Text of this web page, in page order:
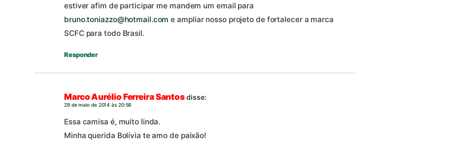
estiver afim de participar me mandem um email para
bruno.toniazzo@hotmail.com e ampliar nosso projeto de fortalecer a marca
SCFC para todo Brasil.
Responder
Marco Aurélio Ferreira Santosdisse:
29 de maio de 2014 às 20:58
Essa camisa é, muito linda.
Minha querida Bolívia te amo de paixão!